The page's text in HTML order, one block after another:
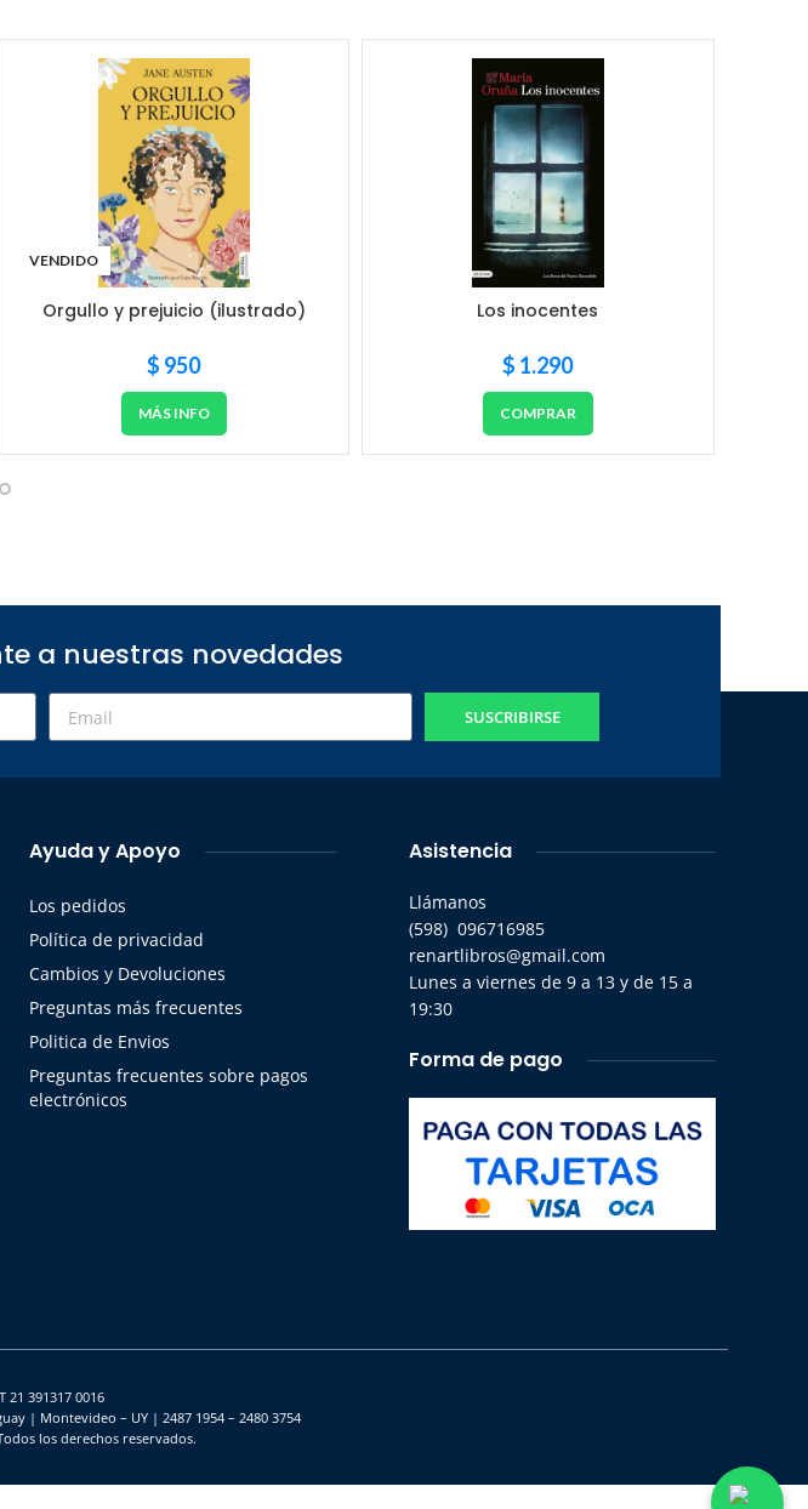
VENDIDO
Orgullo y prejuicio (ilustrado)
$ 950
MÁS INFO
Los inocentes
$ 1.290
COMPRAR
a nuestras novedades
SUSCRIBIRSE
Ayuda y Apoyo
Los pedidos
Política de privacidad
Cambios y Devoluciones
Preguntas más frecuentes
Politica de Envios
Preguntas frecuentes sobre pagos
electrónicos
Asistencia
Llámanos
(598) 096716985
renartlibros@gmail.com
Lunes a viernes de 9 a 13 y de 15 a
19:30
Forma de pago
21 391317 0016
| Montevideo – UY | 2487 1954 – 2480 3754
los derechos reservados.